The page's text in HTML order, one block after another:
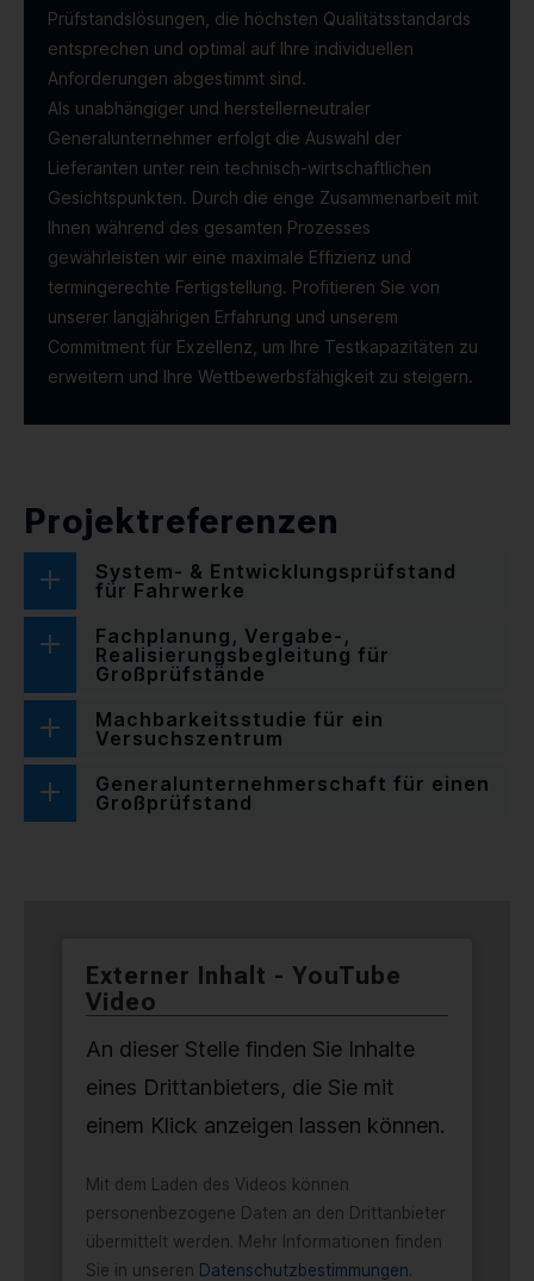
Prüfstandslösungen, die höchsten Qualitätsstandards
entsprechen und optimal auf Ihre individuellen
Anforderungen abgestimmt sind.
Als unabhängiger und herstellerneutraler
Generalunternehmer erfolgt die Auswahl der
Lieferanten unter rein technisch-wirtschaftlichen
Gesichtspunkten. Durch die enge Zusammenarbeit mit
Ihnen während des gesamten Prozesses
gewährleisten wir eine maximale Effizienz und
termingerechte Fertigstellung. Profitieren Sie von
unserer langjährigen Erfahrung und unserem
Commitment für Exzellenz, um Ihre Testkapazitäten zu
erweitern und Ihre Wettbewerbsfähigkeit zu steigern.
Projektreferenzen
System- & Entwicklungsprüfstand
für Fahrwerke
Fachplanung, Vergabe-,
Realisierungsbegleitung für
Großprüfstände
Machbarkeitsstudie für ein
Versuchszentrum
Generalunternehmerschaft für einen
Großprüfstand
Externer Inhalt - YouTube
Video
An dieser Stelle finden Sie Inhalte
eines Drittanbieters, die Sie mit
einem Klick anzeigen lassen können.
Mit dem Laden des Videos können
personenbezogene Daten an den Drittanbieter
übermittelt werden. Mehr Informationen finden
Sie in unseren Datenschutzbestimmungen.